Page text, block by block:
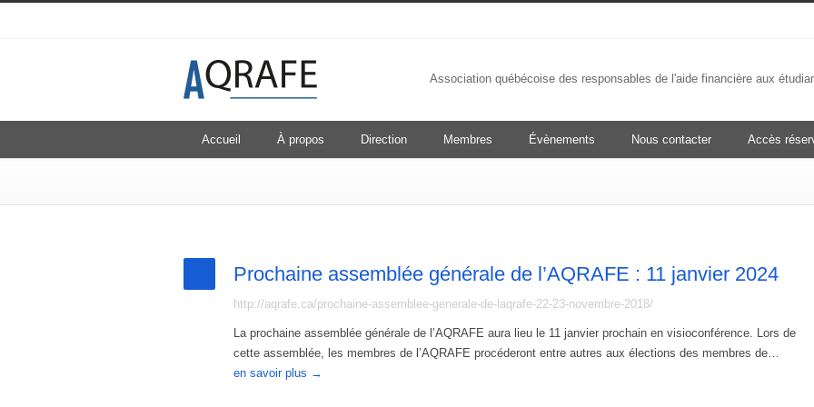
Association québécoise des responsables de l'aide financière aux
Accueil À propos Direction Membres Évènements Nous contacter Accès
Prochaine assemblée générale de l’AQRAFE : 11 janvier 2024
http://aqrafe.ca/prochaine-assemblee-generale-de-laqrafe-22-23-novembre-2018/
La prochaine assemblée générale de l’AQRAFE aura lieu le 11 janvier prochain en visioconférence. Lors de
cette assemblée, les membres de l’AQRAFE procéderont entre autres aux élections des membres de…
en savoir plus →